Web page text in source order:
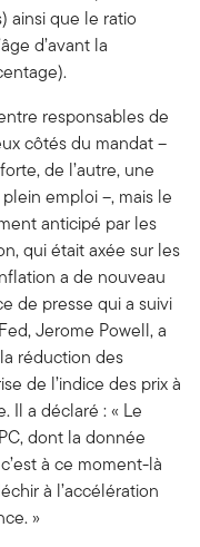
ainsi que le ratio
d’avant la
responsables de
côtés du mandat –
de l’autre, une
emploi –, mais le
anticipé par les
qui était axée sur les
a de nouveau
de presse qui a suivi
Jerome Powell, a
réduction des
de l’indice des prix à
Il a déclaré : « Le
dont la donnée
à ce moment-là
à l’accélération
»